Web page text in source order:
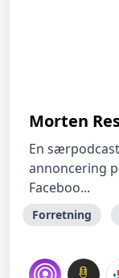
Morten
En
annoncering
Faceboo...
Forretning